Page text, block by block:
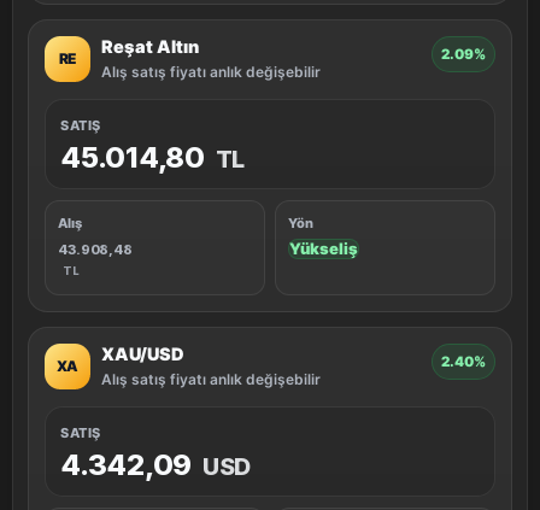
RE
Reşat Altın
Alış satış fiyatı anlık değişebilir
2.09%
SATIŞ
45.014,80 TL
Alış
43.908,48
TL
Yön
Yükseliş
XA
XAU/USD
Alış satış fiyatı anlık değişebilir
2.40%
SATIŞ
4.342,09 USD